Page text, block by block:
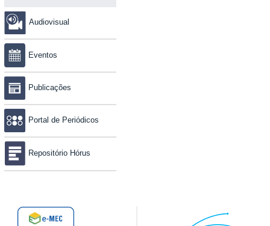
Audiovisual
Eventos
Publicações
Portal de Periódicos
Repositório Hórus